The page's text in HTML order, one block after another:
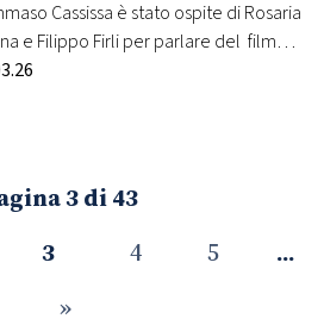
Cassissa è stato ospite di Rosaria
e Filippo Firli per parlare del film
prima degli esami 3.0”. Notte prima
2026. Nei panni della Professoressa
Sabrina Ferilli, mentre a interpretare i
maturandi…
3 di 43
3 4 5
...
»